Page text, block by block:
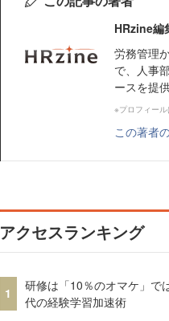
HRzine編
労務管理
で、人事
ースを提
※プロフィー
この著者
アクセスランキング
1
研修は「10％のオマケ」
代の経験学習加速術